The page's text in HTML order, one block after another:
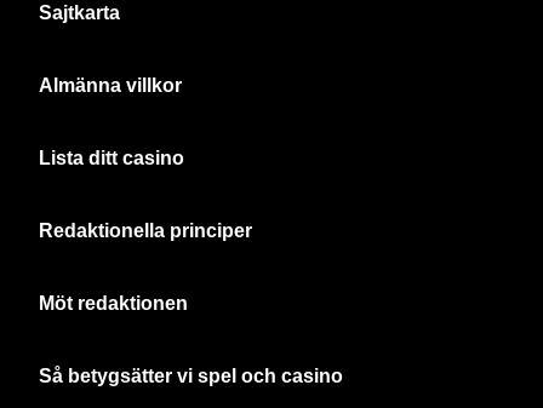
Sajtkarta
Almänna villkor
Lista ditt casino
Redaktionella principer
Möt redaktionen
Så betygsätter vi spel och casino